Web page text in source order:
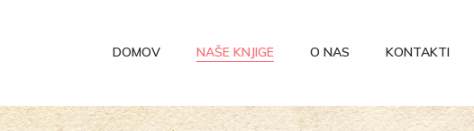
DOMOV NAŠE KNJIGE O NAS KONTAKTI